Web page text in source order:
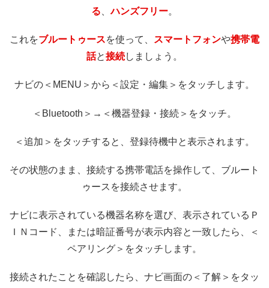
る 、ハンズフリー。
これをブルートゥースを使って、 スマートフォンや携帯電
話と接続しましょう。
ナビの＜MENU＞から＜設定・編集＞をタッチします。
＜Bluetooth＞→＜機器登録・接続＞をタッチ。
＜追加＞をタッチすると、登録待機中と表示されます。
その状態のまま、接続する携帯電話を操作して、ブルート
ゥースを接続させます。
ナビに表示されている機器名称を選び、表示されているＰ
ＩＮコード、または暗証番号が表示内容と一致したら、＜
ペアリング＞をタッチします。
接続されたことを確認したら、ナビ画面の＜了解＞をタッ